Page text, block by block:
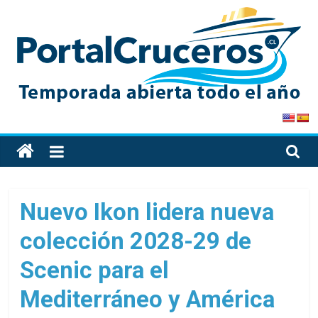
content
PortalCruceros
Toda
la
de
cruceros
en
solo
sitio
Nuevo Ikon lidera nueva
colección 2028-29 de
Scenic para el
Mediterráneo y América